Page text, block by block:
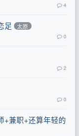
4
足 太原
0
2
0
+兼职+还算年轻的